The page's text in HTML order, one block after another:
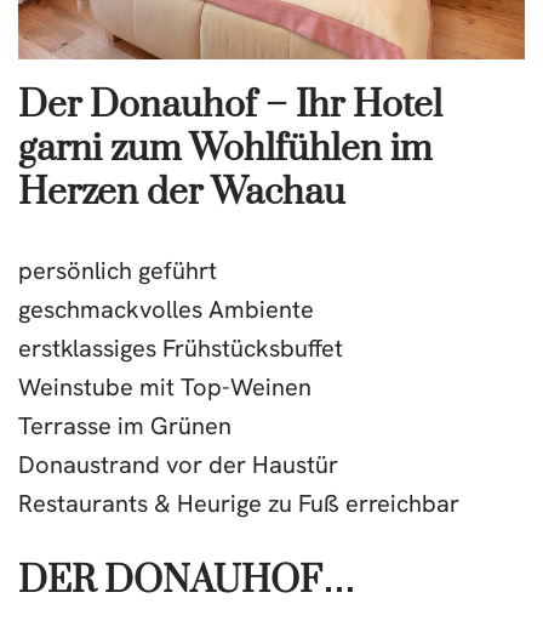
Der Donauhof – Ihr Hotel
garni zum Wohlfühlen im
Herzen der Wachau
persönlich geführt
geschmackvolles Ambiente
erstklassiges Frühstücksbuffet
Weinstube mit Top-Weinen
Terrasse im Grünen
Donaustrand vor der Haustür
Restaurants & Heurige zu Fuß erreichbar
DER DONAUHOF…